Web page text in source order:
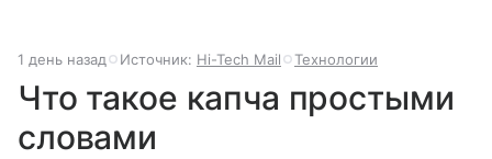
1 день назад Источник: Hi-Tech Mail Технологии
Что такое капча простыми
словами